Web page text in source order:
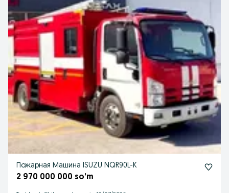
Пожарная Машина ISUZU NQR90L-K
2 970 000 000 so’m